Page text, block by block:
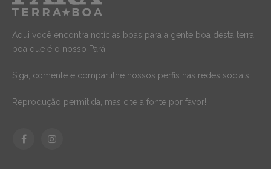
Aqui você encontra notícias boas para a gente boa desta terra
boa que é o nosso Pará.
Siga, comente e compartilhe nossos perfis nas redes sociais.
Reprodução permitida, mas cite a fonte por favor!
FacebookInstagram